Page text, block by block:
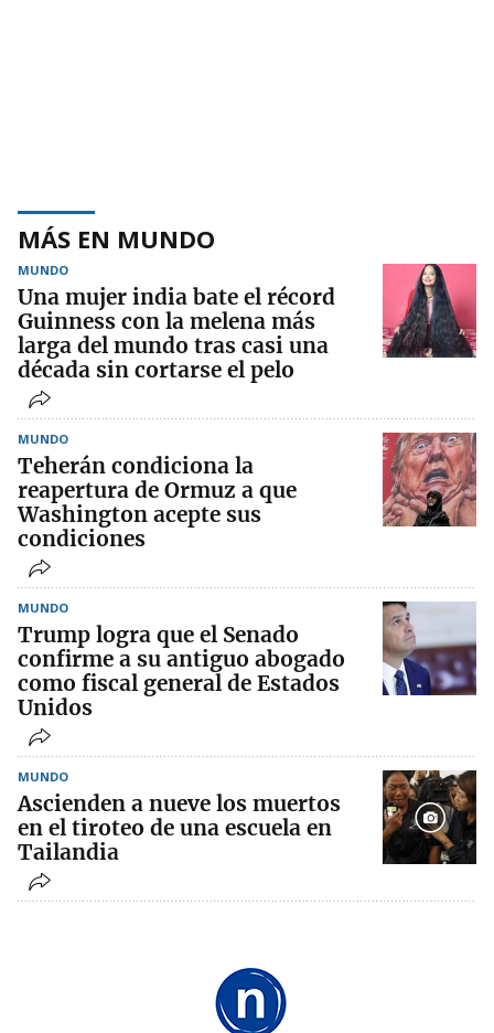
MÁS EN MUNDO
MUNDO
Una mujer india bate el récord
Guinness con la melena más
larga del mundo tras casi una
década sin cortarse el pelo
MUNDO
Teherán condiciona la
reapertura de Ormuz a que
Washington acepte sus
condiciones
MUNDO
Trump logra que el Senado
confirme a su antiguo abogado
como fiscal general de Estados
Unidos
MUNDO
Ascienden a nueve los muertos
en el tiroteo de una escuela en
Tailandia